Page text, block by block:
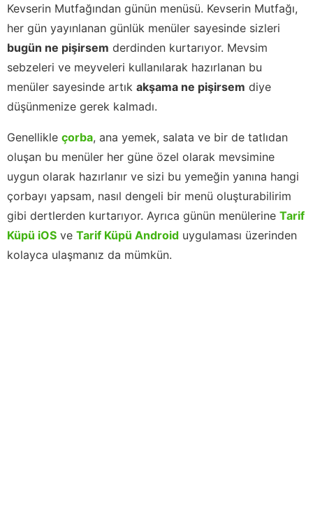
Kevserin Mutfağından günün menüsü. Kevserin Mutfağı,
her gün yayınlanan günlük menüler sayesinde sizleri
bugün ne pişirsem derdinden kurtarıyor. Mevsim
sebzeleri ve meyveleri kullanılarak hazırlanan bu
menüler sayesinde artık akşama ne pişirsem diye
düşünmenize gerek kalmadı.
Genellikle çorba, ana yemek, salata ve bir de tatlıdan
oluşan bu menüler her güne özel olarak mevsimine
uygun olarak hazırlanır ve sizi bu yemeğin yanına hangi
çorbayı yapsam, nasıl dengeli bir menü oluşturabilirim
gibi dertlerden kurtarıyor. Ayrıca günün menülerine Tarif
Küpü iOS ve Tarif Küpü Android uygulaması üzerinden
kolayca ulaşmanız da mümkün.